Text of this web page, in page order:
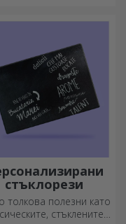
носи късмет, усмивки
и добро настроение!
стъклорези
толкова полезни като
стъклените